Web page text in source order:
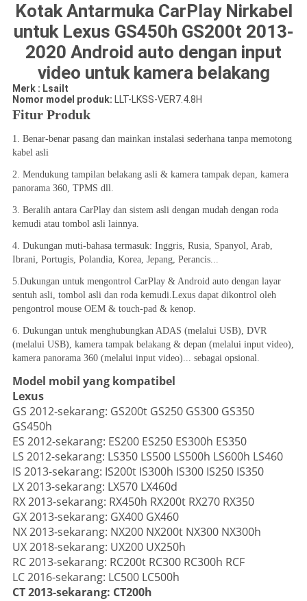
Kotak Antarmuka CarPlay Nirkabel
untuk Lexus GS450h GS200t 2013-
2020 Android auto dengan input
video untuk kamera belakang
Merk : Lsailt
Nomor model produk: LLT-LKSS-VER7.4.8H
Fitur Produk
1. Benar-benar pasang dan mainkan instalasi sederhana tanpa memotong
kabel asli
2. Mendukung tampilan belakang asli & kamera tampak depan, kamera
panorama 360, TPMS dll.
3. Beralih antara CarPlay dan sistem asli dengan mudah dengan roda
kemudi atau tombol asli lainnya.
4. Dukungan muti-bahasa termasuk: Inggris, Rusia, Spanyol, Arab,
Ibrani, Portugis, Polandia, Korea, Jepang, Perancis...
5.Dukungan untuk mengontrol CarPlay & Android auto dengan layar
sentuh asli, tombol asli dan roda kemudi.Lexus dapat dikontrol oleh
pengontrol mouse OEM & touch-pad & kenop.
6. Dukungan untuk menghubungkan ADAS (melalui USB), DVR
(melalui USB), kamera tampak belakang & depan (melalui input video),
kamera panorama 360 (melalui input video)... sebagai opsional.
Model mobil yang kompatibel
Lexus
GS 2012-sekarang: GS200t GS250 GS300 GS350
GS450h
ES 2012-sekarang: ES200 ES250 ES300h ES350
LS 2012-sekarang: LS350 LS500 LS500h LS600h LS460
IS 2013-sekarang: IS200t IS300h IS300 IS250 IS350
LX 2013-sekarang: LX570 LX460d
RX 2013-sekarang: RX450h RX200t RX270 RX350
GX 2013-sekarang: GX400 GX460
NX 2013-sekarang: NX200 NX200t NX300 NX300h
UX 2018-sekarang: UX200 UX250h
RC 2013-sekarang: RC200t RC300 RC300h RCF
LC 2016-sekarang: LC500 LC500h
CT 2013-sekarang: CT200h